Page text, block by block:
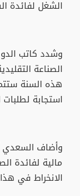
الشغل لفائدة
وشدد كاتب
الصناعة
هذه السنة
استجابة
وأضاف السعدي
مالية لفائدة
الانخراط في هذا